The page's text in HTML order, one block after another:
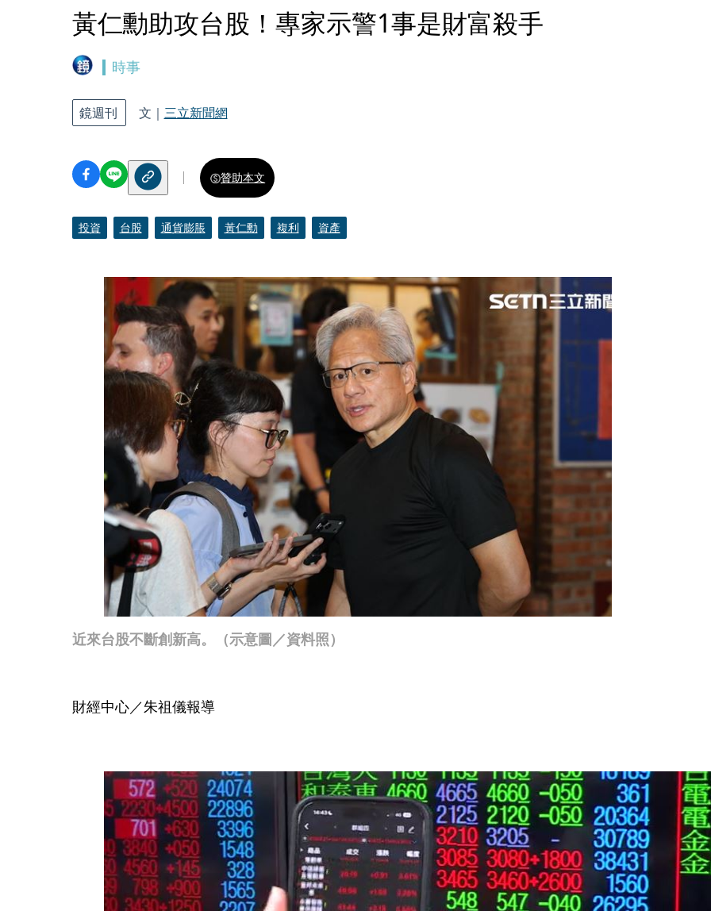
黃仁勳助攻台股！專家示警1事是財富殺手
時事
近來台股不斷創新高。（示意圖／資料照）
鏡週刊 文｜ 三立新聞網
贊助本文
投資 台股 通貨膨脹 黃仁勳 複利 資產
財經中心／朱祖儀報導